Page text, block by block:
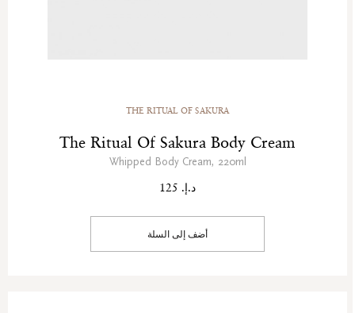
THE RITUAL OF SAKURA
The Ritual Of Sakura Body Cream
Whipped Body Cream, 220ml
د.إ. 125
أضف إلى السلة